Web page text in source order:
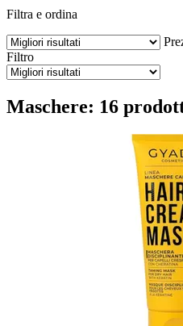
Filtra e ordina
Filtro
Maschere: 16